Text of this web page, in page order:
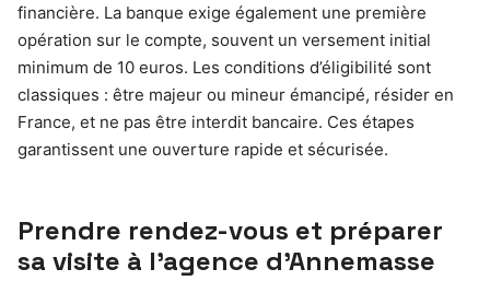
financière. La banque exige également une première
opération sur le compte, souvent un versement initial
minimum de 10 euros. Les conditions d’éligibilité sont
classiques : être majeur ou mineur émancipé, résider en
France, et ne pas être interdit bancaire. Ces étapes
garantissent une ouverture rapide et sécurisée.
Prendre rendez-vous et préparer
sa visite à l’agence d’Annemasse